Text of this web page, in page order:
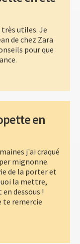
utiles. Je
de chez Zara
pour que
en
j'ai craqué
mignonne.
de la porter et
la mettre,
dessous !
te remercie